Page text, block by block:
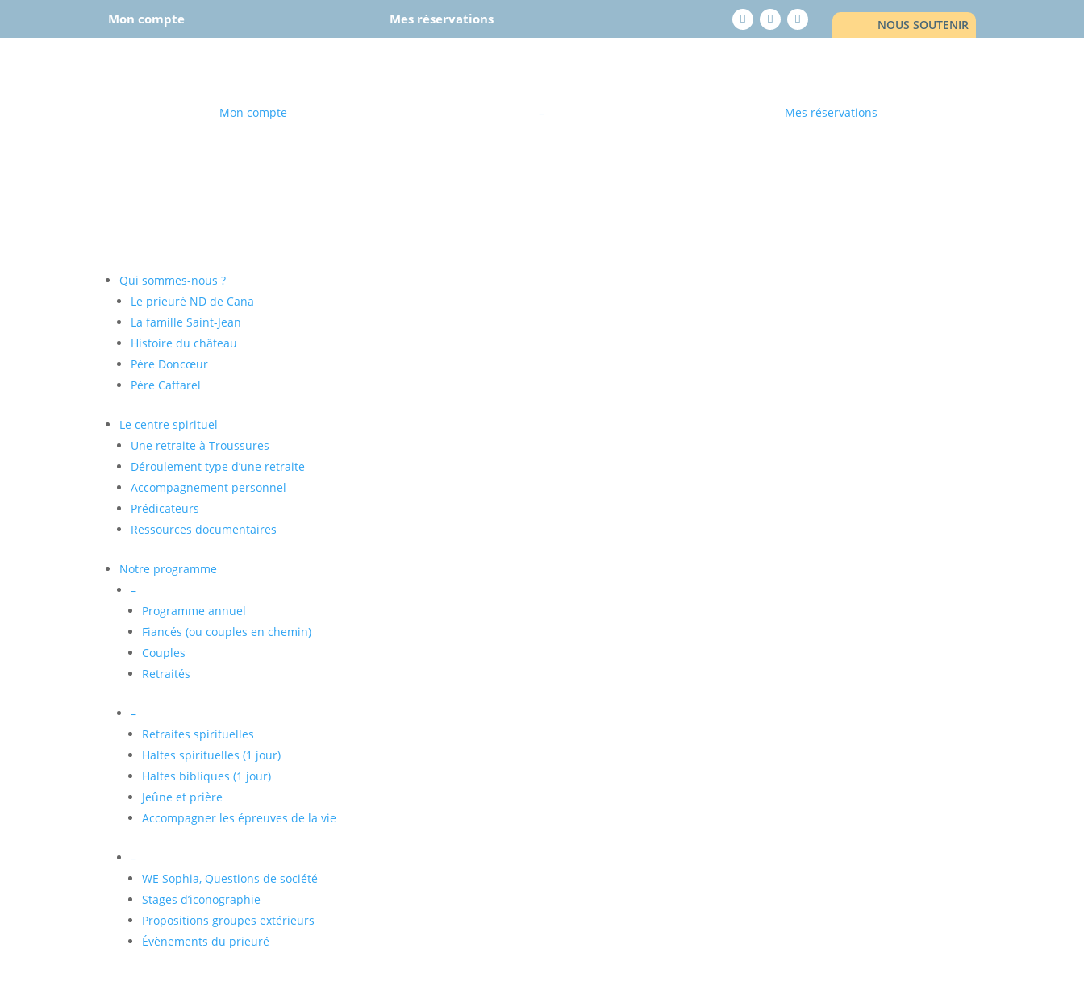
Mon compte Mes réservations NOUS SOUTENIR
Mon compte – Mes réservations
Qui sommes-nous ?
Le prieuré ND de Cana
La famille Saint-Jean
Histoire du château
Père Doncœur
Père Caffarel
Le centre spirituel
Une retraite à Troussures
Déroulement type d’une retraite
Accompagnement personnel
Prédicateurs
Ressources documentaires
Notre programme
–
Programme annuel
Fiancés (ou couples en chemin)
Couples
Retraités
–
Retraites spirituelles
Haltes spirituelles (1 jour)
Haltes bibliques (1 jour)
Jeûne et prière
Accompagner les épreuves de la vie
–
WE Sophia, Questions de société
Stages d’iconographie
Propositions groupes extérieurs
Évènements du prieuré